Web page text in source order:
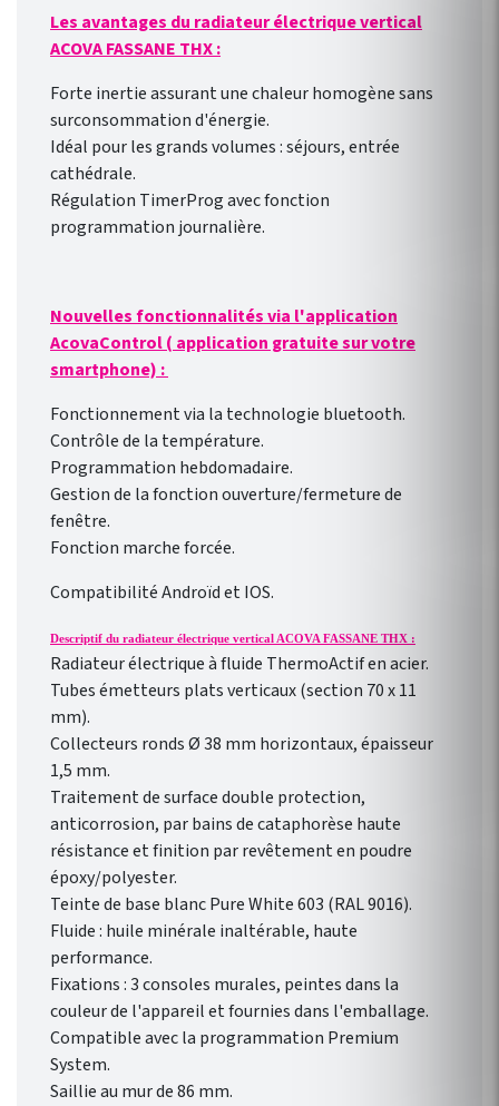
déjà installés ! Connexion
Pilotage des radiateurs de
l’extérieur comme de
l’intérieur avec l’ application
Heatzy : réaliser de vraie
économie d’énergie !
personnalisable selon votre
rythme de vie !
Les avantages du radiateur électrique vertical
ACOVA FASSANE THX :
Forte inertie assurant une chaleur homogène sans
surconsommation d'énergie.
Idéal pour les grands volumes : séjours, entrée
cathédrale.
Régulation TimerProg avec fonction
programmation journalière.
Nouvelles fonctionnalités via l'application
AcovaControl ( application gratuite sur votre
smartphone) :
Fonctionnement via la technologie bluetooth.
Contrôle de la température.
Programmation hebdomadaire.
Gestion de la fonction ouverture/fermeture de
fenêtre.
Fonction marche forcée.
Compatibilité Androïd et IOS.
Descriptif du radiateur électrique vertical ACOVA FASSANE THX :
Radiateur électrique à fluide ThermoActif en acier.
Tubes émetteurs plats verticaux (section 70 x 11
mm).
Collecteurs ronds Ø 38 mm horizontaux, épaisseur
1,5 mm.
Traitement de surface double protection,
anticorrosion, par bains de cataphorèse haute
résistance et finition par revêtement en poudre
époxy/polyester.
Teinte de base blanc Pure White 603 (RAL 9016).
Fluide : huile minérale inaltérable, haute
performance.
Fixations : 3 consoles murales, peintes dans la
couleur de l'appareil et fournies dans l'emballage.
Compatible avec la programmation Premium
System.
Saillie au mur de 86 mm.